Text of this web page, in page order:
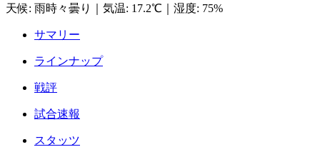
天候: 雨時々曇り 気温: 17.2℃ 湿度: 75%
サマリー
ラインナップ
戦評
試合速報
スタッツ